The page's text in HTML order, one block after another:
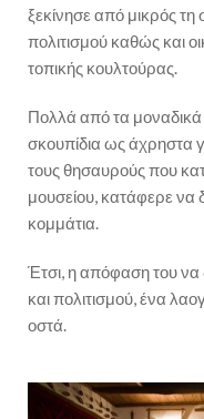
ξεκίνησε από μικρός τη
πολιτισμού καθώς και
τοπικής κουλτούρας.
Πολλά από τα μοναδικά
σκουπίδια ως άχρηστα
τους θησαυρούς που
μουσείου, κατάφερε να
κομμάτια.
Έτσι, η απόφαση του να
και πολιτισμού, ένα
οστά.